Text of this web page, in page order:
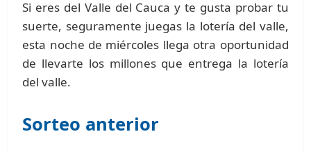
Si eres del Valle del Cauca y te gusta probar tu
suerte, seguramente juegas la lotería del valle,
esta noche de miércoles llega otra oportunidad
de llevarte los millones que entrega la lotería
del valle.
Sorteo anterior